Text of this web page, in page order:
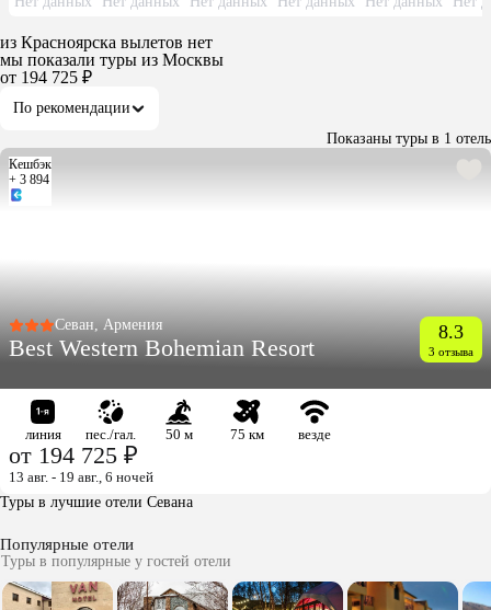
из Красноярска вылетов нет
мы показали туры из Москвы
от 194 725 ₽
По рекомендации
Показаны туры в 1 отель
Кешбэк
+ 3 894
Севан, Армения
Best Western Bohemian Resort
8.3
3 отзыва
линия пес./гал. 50 м 75 км везде
от 194 725 ₽
13 авг. - 19 авг., 6 ночей
Туры в лучшие отели Севана
Популярные отели
Туры в популярные у гостей отели